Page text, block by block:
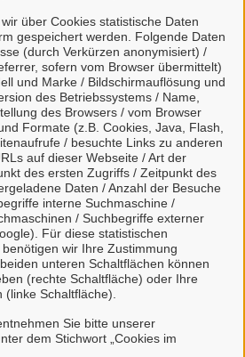
über Cookies statistische Daten
gespeichert werden. Folgende Daten
(durch Verkürzen anonymisiert) /
sofern vom Browser übermittelt)
und Marke / Bildschirmauflösung und
des Betriebssystems / Name,
des Browsers / vom Browser
Formate (z.B. Cookies, Java, Flash,
/ besuchte Links zu anderen
auf dieser Webseite / Art der
des ersten Zugriffs / Zeitpunkt des
Daten / Anzahl der Besuche
interne Suchmaschine /
/ Suchbegriffe externer
Für diese statistischen
wir Ihre Zustimmung
unteren Schaltflächen können
(rechte Schaltfläche) oder Ihre
Schaltfläche).
Sie bitte unserer
dem Stichwort „Cookies im
"BundID-Konto erstellen oder
die
zur Kenntnis
der Übermittlung ihrer
Konto an das Bürgerportal
der BundID
des Videoswird Ihnen
und Ihre IP-Adresse
übermittelt.
entnehmen Sie
Datenschutzerklärung